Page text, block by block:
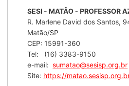
SESI - MATÃO - PROFESSOR
R. Marlene David dos Santos,
Matão/SP
CEP: 15991-360
Tel: (16) 3383-9150
e-mail: sumatao@sesisp.org.br
Site: https://